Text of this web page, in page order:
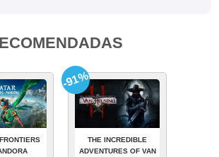
THE INCREDIBLE
ADVENTURES OF VAN
-91%